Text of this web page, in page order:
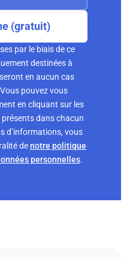
(gratuit)
par le biais de ce
destinées à
en aucun cas
pouvez vous
en cliquant sur les
présents dans chacun
d’informations, vous
denotre politique
personnelles.